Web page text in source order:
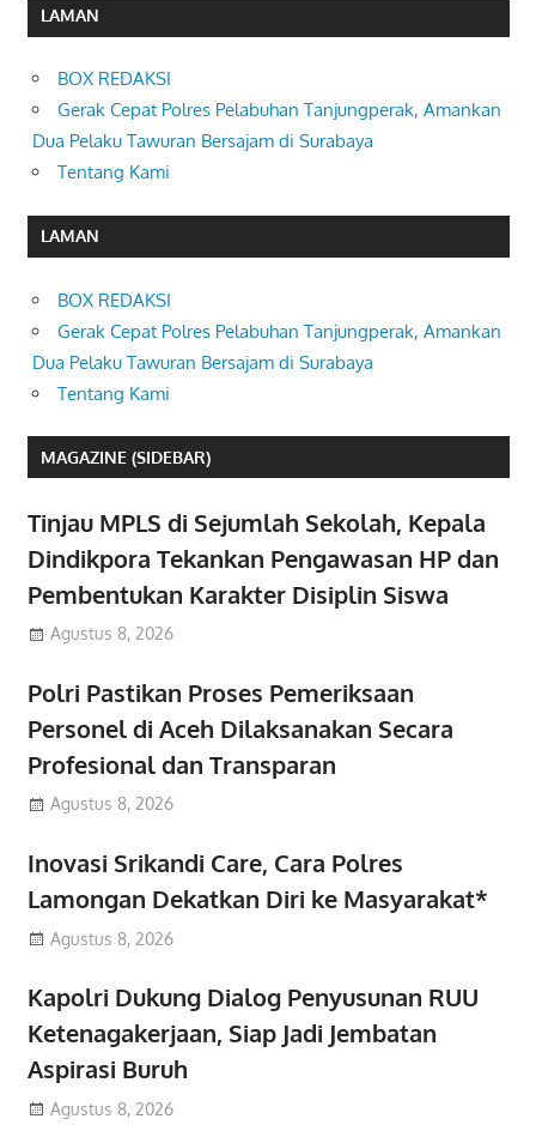
LAMAN
BOX REDAKSI
Gerak Cepat Polres Pelabuhan Tanjungperak, Amankan
Dua Pelaku Tawuran Bersajam di Surabaya
Tentang Kami
LAMAN
BOX REDAKSI
Gerak Cepat Polres Pelabuhan Tanjungperak, Amankan
Dua Pelaku Tawuran Bersajam di Surabaya
Tentang Kami
MAGAZINE (SIDEBAR)
Tinjau MPLS di Sejumlah Sekolah, Kepala
Dindikpora Tekankan Pengawasan HP dan
Pembentukan Karakter Disiplin Siswa
Agustus 8, 2026
Polri Pastikan Proses Pemeriksaan
Personel di Aceh Dilaksanakan Secara
Profesional dan Transparan
Agustus 8, 2026
Inovasi Srikandi Care, Cara Polres
Lamongan Dekatkan Diri ke Masyarakat*
Agustus 8, 2026
Kapolri Dukung Dialog Penyusunan RUU
Ketenagakerjaan, Siap Jadi Jembatan
Aspirasi Buruh
Agustus 8, 2026